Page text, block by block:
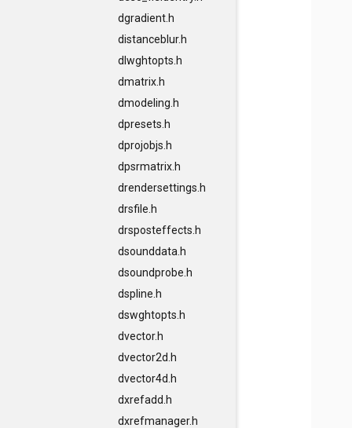
dgradient.h
distanceblur.h
dlwghtopts.h
dmatrix.h
dmodeling.h
dpresets.h
dprojobjs.h
dpsrmatrix.h
drendersettings.h
drsfile.h
drsposteffects.h
dsounddata.h
dsoundprobe.h
dspline.h
dswghtopts.h
dvector.h
dvector2d.h
dvector4d.h
dxrefadd.h
dxrefmanager.h